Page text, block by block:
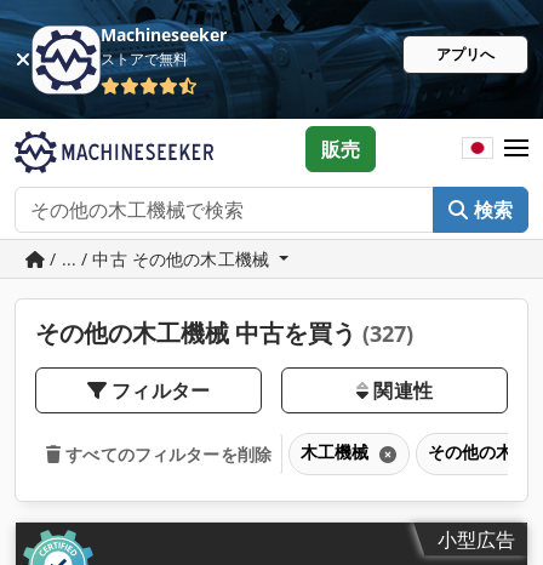
Machineseeker
ストアで無料 アプリへ
検索
販売
/ ... / 中古 その他の木工機械
その他の木工機械 中古を買う (327)
フィルター 関連性
すべてのフィルターを削除 木工機械 その他の木工
小型広告